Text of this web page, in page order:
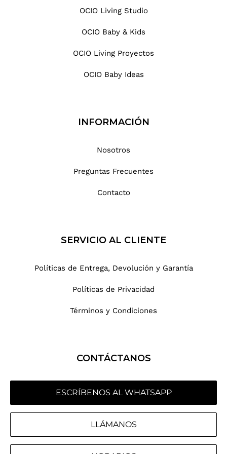
OCIO Living Studio
OCIO Baby & Kids
OCIO Living Proyectos
OCIO Baby Ideas
INFORMACIÓN
Nosotros
Preguntas Frecuentes
Contacto
SERVICIO AL CLIENTE
Políticas de Entrega, Devolución y Garantía
Políticas de Privacidad
Términos y Condiciones
CONTÁCTANOS
ESCRÍBENOS AL WHATSAPP
LLÁMANOS